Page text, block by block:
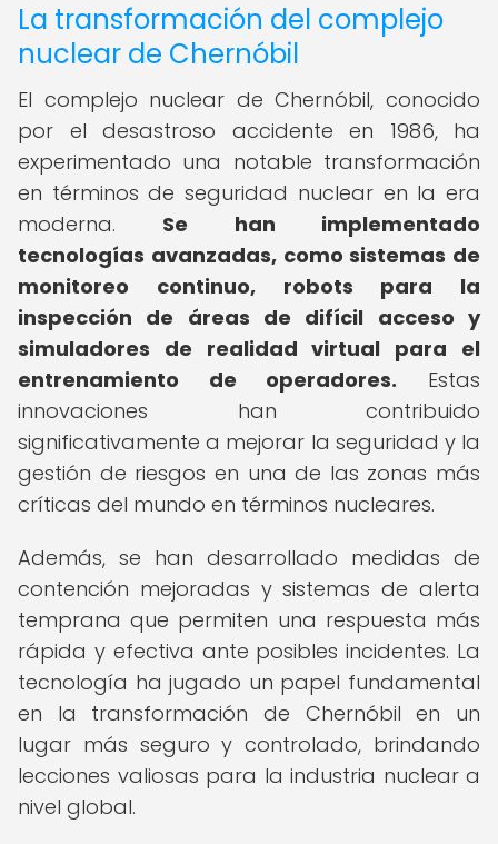
La transformación del complejo
nuclear de Chernóbil
El complejo nuclear de Chernóbil, conocido
por el desastroso accidente en 1986, ha
experimentado una notable transformación
en términos de seguridad nuclear en la era
moderna. Se han implementado
tecnologías avanzadas, como sistemas de
monitoreo continuo, robots para la
inspección de áreas de difícil acceso y
simuladores de realidad virtual para el
entrenamiento de operadores. Estas
innovaciones han contribuido
significativamente a mejorar la seguridad y la
gestión de riesgos en una de las zonas más
críticas del mundo en términos nucleares.
Además, se han desarrollado medidas de
contención mejoradas y sistemas de alerta
temprana que permiten una respuesta más
rápida y efectiva ante posibles incidentes. La
tecnología ha jugado un papel fundamental
en la transformación de Chernóbil en un
lugar más seguro y controlado, brindando
lecciones valiosas para la industria nuclear a
nivel global.